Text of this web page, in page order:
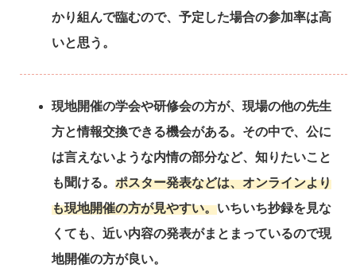
かり組んで臨むので、予定した場合の参加率は高
いと思う。
現地開催の学会や研修会の方が、現場の他の先生
方と情報交換できる機会がある。その中で、公に
は言えないような内情の部分など、知りたいこと
も聞ける。 ポスター発表などは、オンラインより
も現地開催の方が見やすい。いちいち抄録を見な
くても、近い内容の発表がまとまっているので現
地開催の方が良い。